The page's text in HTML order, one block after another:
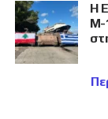
Η
M-